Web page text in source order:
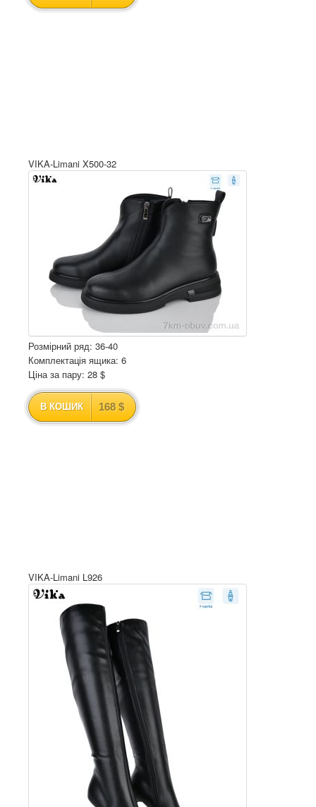
VIKA-Limani X500-32
Розмірний ряд: 36-40
Комплектація ящика: 6
Ціна за пару: 28 $
В КОШИК 168 $
VIKA-Limani L926